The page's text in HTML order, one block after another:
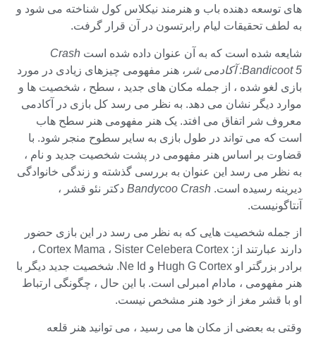
های توسعه دهنده باب و هنرمند نیکلاس کول شناخته می شود و
به لطف تحقیقات لیام رابرتسون در آن قرار گرفت.
شایعه شده است که به آن عنوان داده شده است Crash
Bandicoot 5: آکادمی شر
، هنر مفهومی چیزهای زیادی در مورد
بازی لغو شده ، از جمله مکان های جدید ، سطح ، شخصیت ها و
موارد دیگر نشان می دهد. به نظر می رسد کل بازی در آکادمی
معروف شر اتفاق می افتد. یک هنر مفهومی هنر سطح هاب
است که می تواند در طول بازی به سایر سطوح منجر شود. با
قضاوت بر اساس هنر مفهومی در پشت شخصیت جدید و نام ،
به نظر می رسد این عنوان به بررسی گذشته و زندگی خانوادگی
دیرینه رسیده است. Bandycoo Crash دکتر نئو قشر ،
آنتاگونیست.
از جمله شخصیت هایی که به نظر می رسد در این بازی حضور
دارند عبارتند از: Cortex Mama ، Sister Celebera Cortex ،
برادر بزرگتر او Hugh G Cortex و Ne Id. شخصیت جدید دیگر با
هنر مفهومی ، مادام امبرلی است. با این حال ، چگونگی ارتباط
او با قشر مغز از خود هنر مشخص نیست.
وقتی به بعضی از مکان ها می رسید ، می توانید هنر قلعه